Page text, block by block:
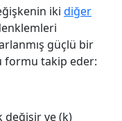
iki diğer
güçlü bir
formu takip eder:
değişir ve (k)